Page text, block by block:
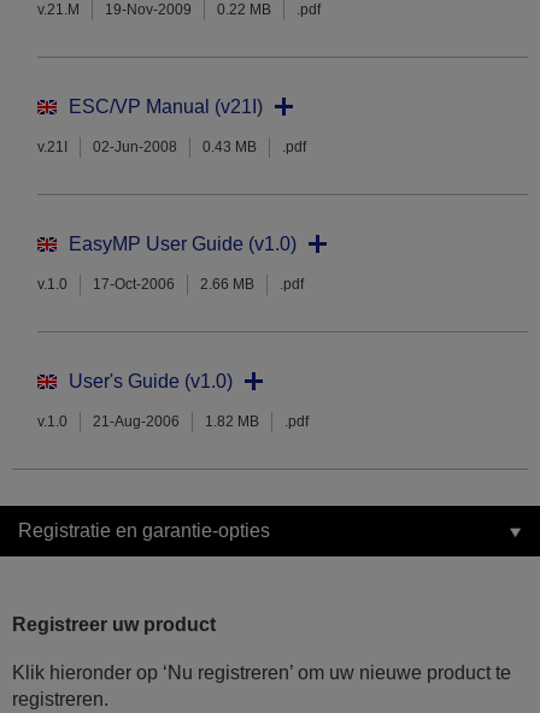
v.21.M 19-Nov-2009 0.22 MB .pdf
ESC/VP Manual (v21I)
v.21I 02-Jun-2008 0.43 MB .pdf
EasyMP User Guide (v1.0)
v.1.0 17-Oct-2006 2.66 MB .pdf
User's Guide (v1.0)
v.1.0 21-Aug-2006 1.82 MB .pdf
Registratie en garantie-opties
Registreer uw product
Klik hieronder op ‘Nu registreren’ om uw nieuwe product te
registreren.